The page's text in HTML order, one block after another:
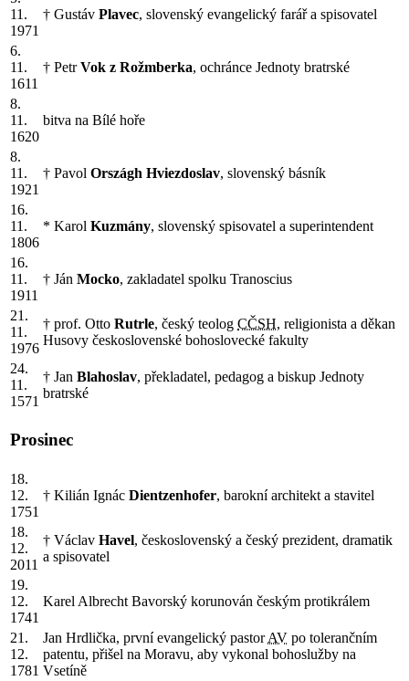
11.
1971
† Gustáv Plavec, slovenský evangelický farář a spisovatel
6.
11.
1611
† PetrVok z Rožmberka, ochránce Jednoty bratrské
8.
11.
1620
bitva na Bílé hoře
8.
11.
1921
† Pavol Országh Hviezdoslav, slovenský básník
16.
11.
1806
* Karol Kuzmány, slovenský spisovatel a superintendent
16.
11.
1911
† Ján Mocko, zakladatel spolku Tranoscius
21.
11.
1976
† prof. Otto Rutrle, český teolog CČSH, religionista a děkan
Husovy československé bohoslovecké fakulty
24.
11.
1571
† Jan Blahoslav, překladatel, pedagog a biskup Jednoty
bratrské
Prosinec
18.
12.
1751
† Kilián Ignác Dientzenhofer, barokní architekt a stavitel
18.
12.
2011
† Václav Havel, československý a český prezident, dramatik
a spisovatel
19.
12.
1741
Karel Albrecht Bavorský korunován českým protikrálem
21.
12.
1781
Jan Hrdlička, první evangelický pastorAV po tolerančním
patentu, přišel na Moravu, aby vykonal bohoslužby na
Vsetíně